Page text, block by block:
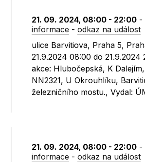
21. 09. 2024, 08:00 - 22:00 -
informace -odkaz na událost
ulice Barvitiova, Praha 5,
21.9.2024 08:00 do
akce: Hlubočepská, K
NN2321, U Okrouhlíku,
železničního mostu., Vydal:
21. 09. 2024, 08:00 - 22:00 -
informace -odkaz na událost